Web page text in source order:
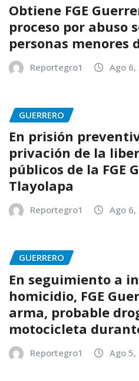
Obtiene FGE
proceso por abuso
personas menores
Reportegro1 Ago 6,
GUERRERO
En prisión
privación de la
públicos de la FGE
Tlayolapa
Reportegro1 Ago 6,
GUERRERO
En seguimiento a
homicidio, FGE
arma, probable
motocicleta
Reportegro1 Ago 5,